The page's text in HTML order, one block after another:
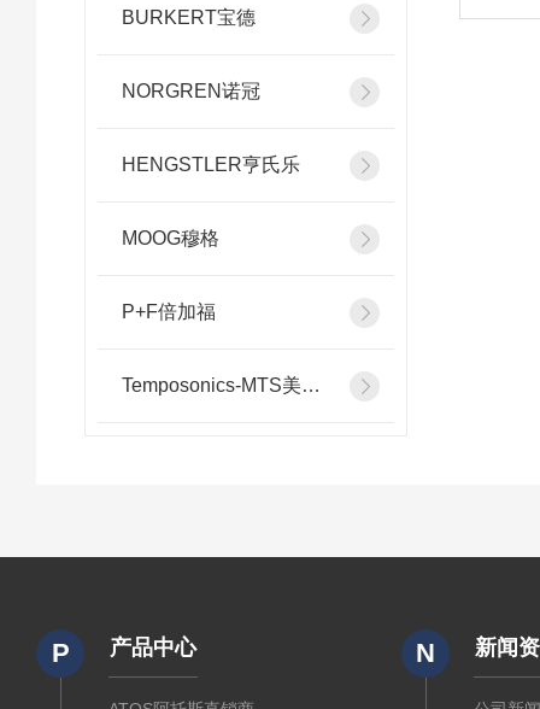
BURKERT宝德
NORGREN诺冠
HENGSTLER亨氏乐
MOOG穆格
P+F倍加福
Temposonics-MTS美斯特
P 产品中心 N 新闻